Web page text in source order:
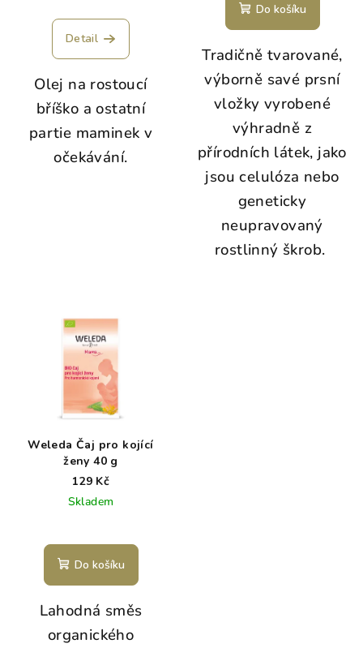
Detail
Olej na rostoucí
bříško a ostatní
partie maminek v
očekávání.
Do košíku
Tradičně tvarované,
výborně savé prsní
vložky vyrobené
výhradně z
přírodních látek, jako
jsou celulóza nebo
geneticky
neupravovaný
rostlinný škrob.
Weleda Čaj pro kojící
ženy 40 g
129 Kč
Skladem
Do košíku
Lahodná směs
organického